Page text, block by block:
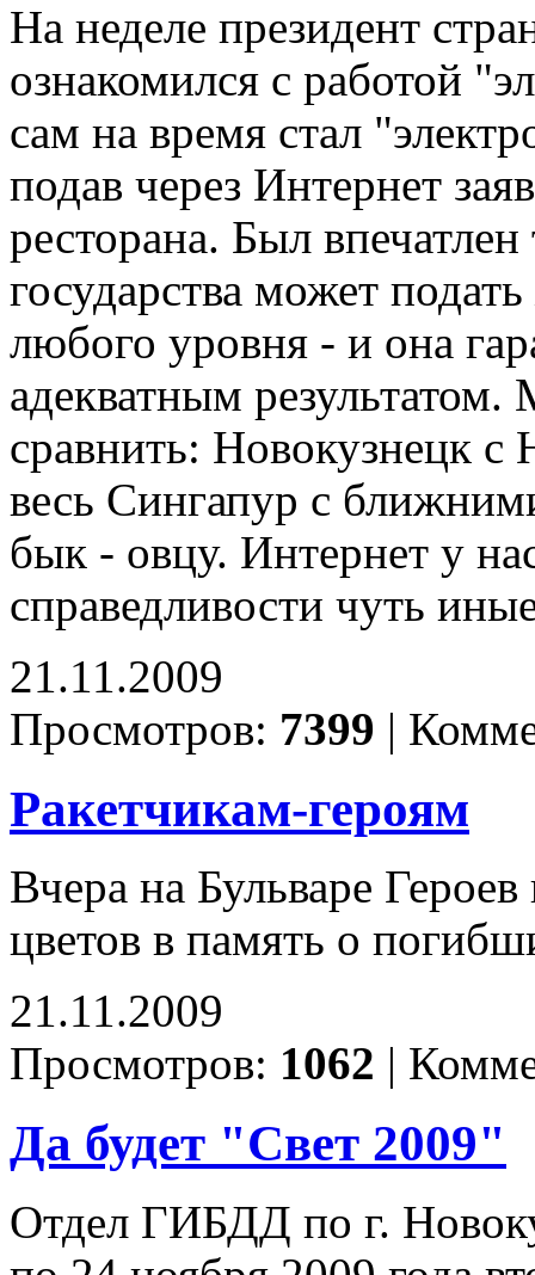
На неделе президент
ознакомился с работой
сам на время стал
подав через Интернет
ресторана. Был
государства может
любого уровня - и она
адекватным
сравнить: Новокузнецк
весь Сингапур с
бык - овцу. Интернет у
справедливости чуть
21.11.2009
Просмотров: 7399 |
Ракетчикам-героям
Вчера на Бульваре
цветов в память о
21.11.2009
Просмотров: 1062 |
Да будет "Свет 2009"
Отдел ГИБДД по г.